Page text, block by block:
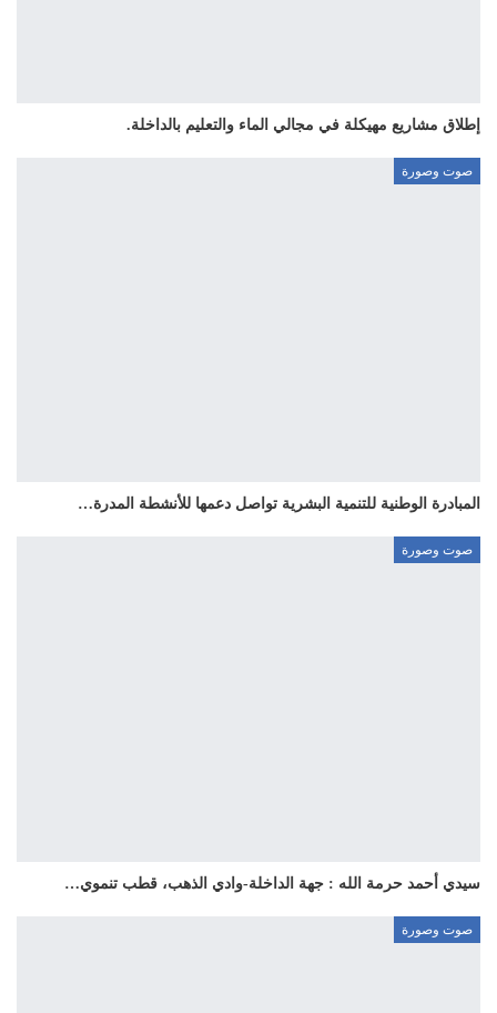
إطلاق مشاريع مهيكلة في مجالي الماء والتعليم بالداخلة.
صوت وصورة
المبادرة الوطنية للتنمية البشرية تواصل دعمها للأنشطة المدرة…
صوت وصورة
سيدي أحمد حرمة الله : جهة الداخلة-وادي الذهب، قطب تنموي…
صوت وصورة